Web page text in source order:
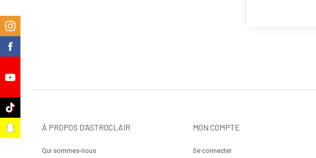
À PROPOS D’ASTROCLAIR
Qui sommes-nous
MON COMPTE
Se connecter